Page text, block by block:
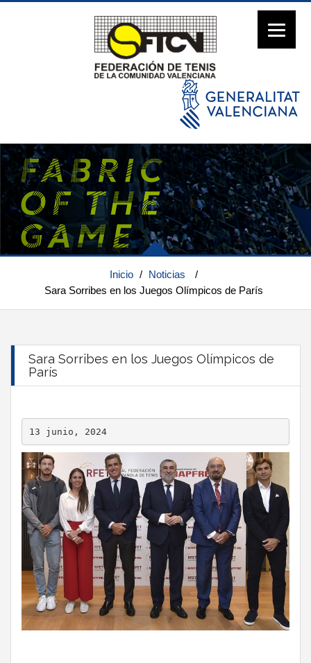
Inicio / Noticias
/
Sara Sorribes en los Juegos Olímpicos de París
Sara Sorribes en los Juegos Olímpicos de
París
13 junio, 2024